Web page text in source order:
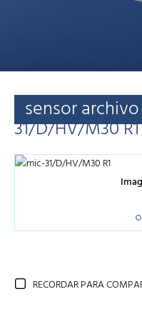
sensor archivo
31/D/HV/M30 R1
RECORDAR PARA